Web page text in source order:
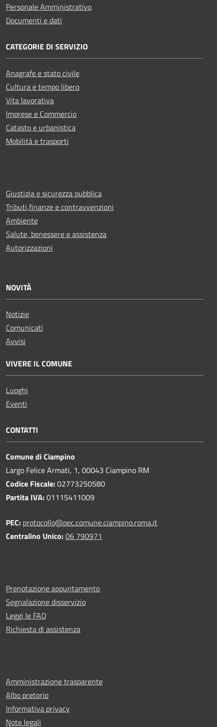
Personale Amministrativo
Documenti e dati
CATEGORIE DI SERVIZIO
Anagrafe e stato civile
Cultura e tempo libero
Vita lavorativa
Imprese e Commercio
Catasto e urbanistica
Mobilità e trasporti
Giustizia e sicurezza pubblica
Tributi,finanze e contravvenzioni
Ambiente
Salute, benessere e assistenza
Autorizzazioni
NOVITÀ
Notizie
Comunicati
Avvisi
VIVERE IL COMUNE
Luoghi
Eventi
CONTATTI
Comune di Ciampino
Largo Felice Armati, 1, 00043 Ciampino RM
Codice Fiscale:02773250580
Partita IVA:01115411009
PEC: protocollo@pec.comune.ciampino.roma.it
Centralino Unico:06 790971
Prenotazione appuntamento
Segnalazione disservizio
Leggi le FAQ
Richiesta di assistenza
Amministrazione trasparente
Albo pretorio
Informativa privacy
Note legali